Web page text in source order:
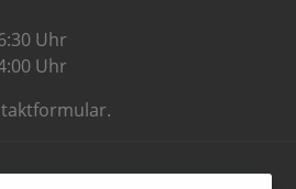
Uhr
Uhr
.